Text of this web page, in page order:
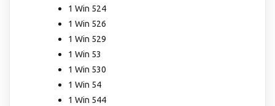
1 Win 524
1 Win 526
1 Win 529
1 Win 53
1 Win 530
1 Win 54
1 Win 544